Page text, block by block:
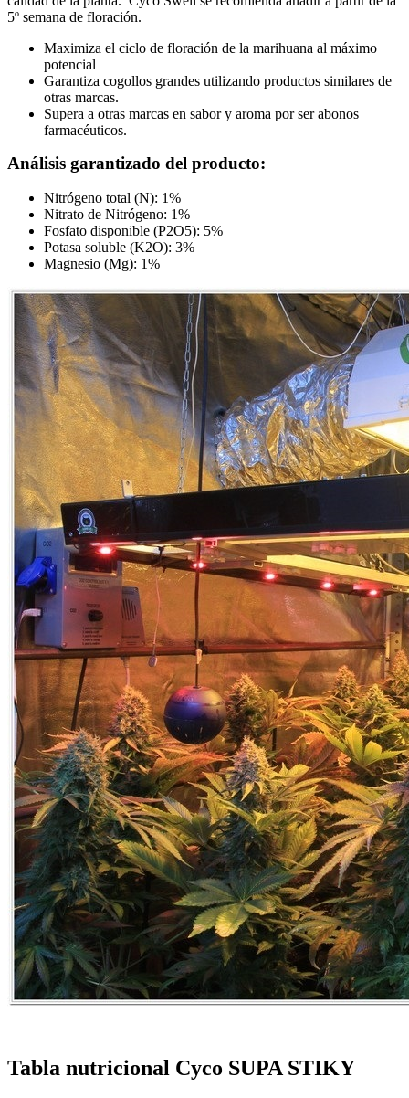
5º semana de floración.
Maximiza el ciclo de floración de la marihuana al máximo
potencial
Garantiza cogollos grandes utilizando productos similares de
otras marcas.
Supera a otras marcas en sabor y aroma por ser abonos
farmacéuticos.
Análisis garantizado del producto:
Nitrógeno total (N): 1%
Nitrato de Nitrógeno: 1%
Fosfato disponible (P2O5): 5%
Potasa soluble (K2O): 3%
Magnesio (Mg): 1%
Tabla nutricional Cyco SUPA STIKY